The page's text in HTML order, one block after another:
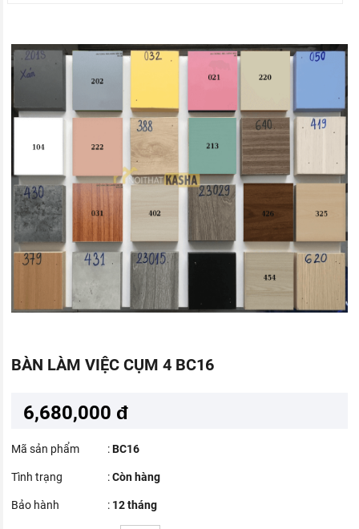
BÀN LÀM VIỆC CỤM 4 BC16
6,680,000 đ
Mã sản phẩm :BC16
Tình trạng :Còn hàng
Bảo hành : 12 tháng